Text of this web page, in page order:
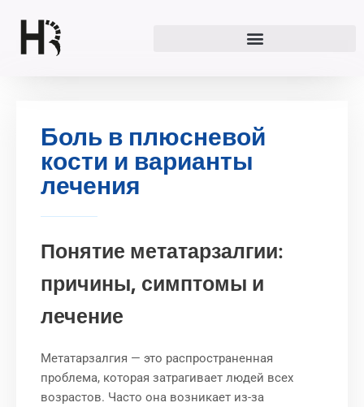
Перейти
Боль в плюсневой
кости и варианты
лечения
Понятие метатарзалгии:
причины, симптомы и
лечение
Метатарзалгия — это распространенная
проблема, которая затрагивает людей всех
возрастов. Часто она возникает из-за